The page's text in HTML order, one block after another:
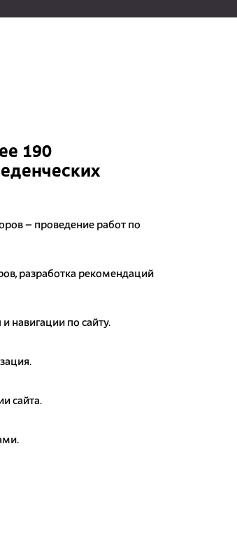
190
– проведение работ по
разработка рекомендаций
навигации по сайту.
сайта.